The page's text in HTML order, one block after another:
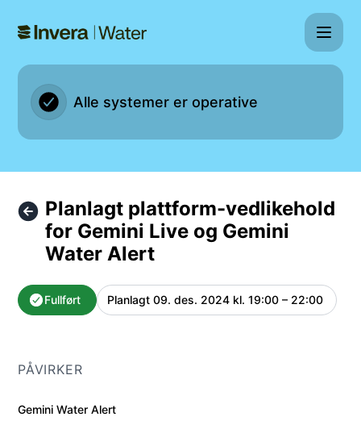
Gemini Water - Planlagt plattform-vedlikehold for Gemini
Alle systemer er operative
Planlagt plattform-vedlikehold
for Gemini Live og Gemini
Water Alert
Fullført Planlagt 09. des. 2024 kl. 19:00 – 22:00 UTC
PÅVIRKER
Gemini Water Alert